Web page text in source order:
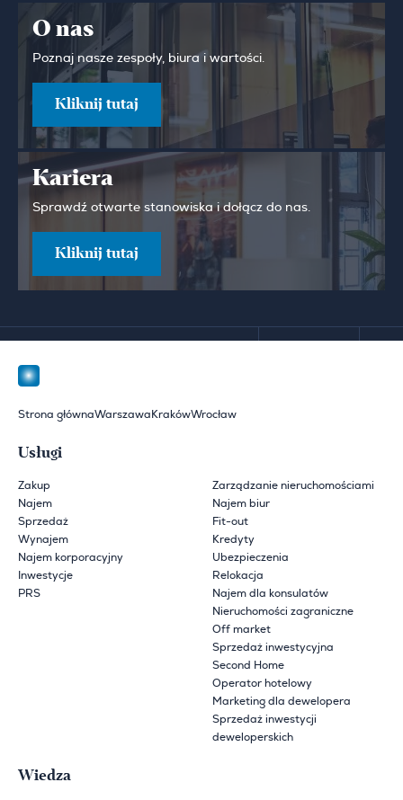
O nas
Poznaj nasze zespoły, biura i wartości.
Kliknij tutaj
Kariera
Sprawdź otwarte stanowiska i dołącz do nas.
Kliknij tutaj
Strona głównaWarszawa KrakówWrocław
Usługi
Zakup
Najem
Sprzedaż
Wynajem
Najem korporacyjny
Inwestycje
PRS
Zarządzanie nieruchomościami
Najem biur
Fit-out
Kredyty
Ubezpieczenia
Relokacja
Najem dla konsulatów
Nieruchomości zagraniczne
Off market
Sprzedaż inwestycyjna
Second Home
Operator hotelowy
Marketing dla dewelopera
Sprzedaż inwestycji
deweloperskich
Wiedza